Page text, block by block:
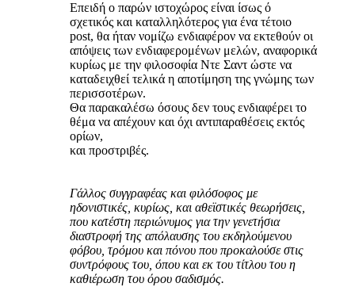
Επειδή ο παρών ιστοχώρος είναι ίσως ό
σχετικός και καταλληλότερος για ένα τέτοιο
post, θα ήταν νομίζω ενδιαφέρον να εκτεθούν οι
απόψεις των ενδιαφερομένων μελών, αναφορικά
κυρίως με την φιλοσοφία Ντε Σαντ ώστε να
καταδειχθεί τελικά η αποτίμηση της γνώμης των
περισσοτέρων.
Θα παρακαλέσω όσους δεν τους ενδιαφέρει το
θέμα να απέχουν και όχι αντιπαραθέσεις εκτός
ορίων,
και προστριβές.
Γάλλος συγγραφέας και φιλόσοφος με
ηδονιστικές, κυρίως, και αθεϊστικές θεωρήσεις,
που κατέστη περιώνυμος για την γενετήσια
διαστροφή της απόλαυσης του εκδηλούμενου
φόβου, τρόμου και πόνου που προκαλούσε στις
συντρόφους του, όπου και εκ του τίτλου του η
καθιέρωση του όρου σαδισμός.